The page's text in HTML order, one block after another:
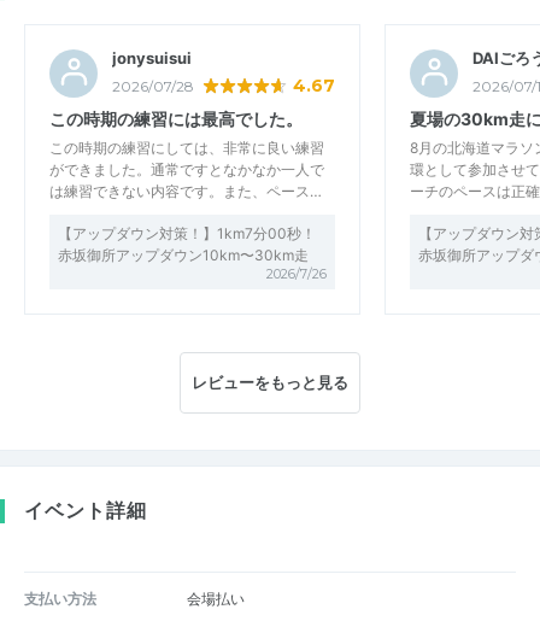
jonysuisui
2026/07/28 4.67
この時期の練習には最高でした。
この時期の練習にしては、非常に良い練習
ができました。通常ですとなかなか一人で
は練習できない内容です。また、ペース…
【アップダウン対策！】1km7分00秒！
赤坂御所アップダウン10km〜30km走
2026/7/26
DAIごろ
2026/07/
夏場の30km走
8月の北海道マラ
環として参加させ
ーチのペースは正
【アップダウン
赤坂御所アップ
レビューをもっと見る
イベント詳細
支払い方法 会場払い